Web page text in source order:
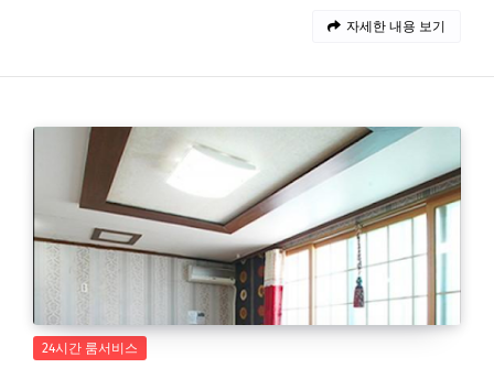
자세한 내용 보기
24시간 룸서비스